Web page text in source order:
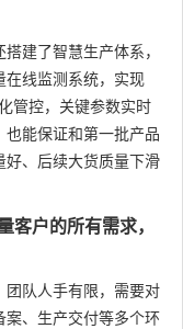
建了智慧生产体系，
线监测系统，实现
管控，关键参数实时
能保证和第一批产品
、后续大货质量下滑
户的所有需求，
队人手有限，需要对
、生产交付等多个环